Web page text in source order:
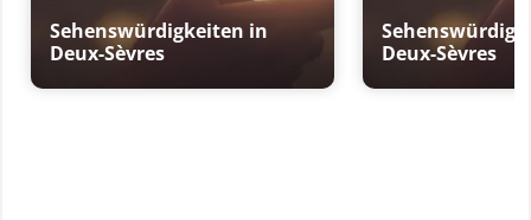
Sehenswürdigkeiten in
Deux-Sèvres
Deux-Sèvres